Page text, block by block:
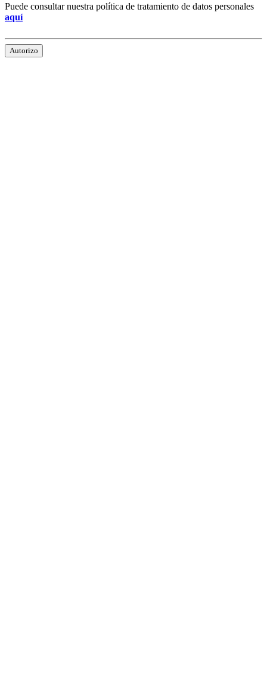
Puede consultar nuestra política de tratamiento de datos personales
aquí
Autorizo